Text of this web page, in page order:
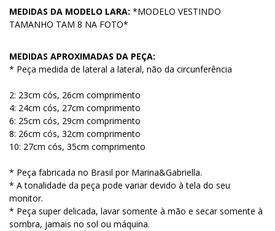
MEDIDAS DA MODELO LARA: *MODELO VESTINDO
TAMANHO TAM 8 NA FOTO*
MEDIDAS APROXIMADAS DA PEÇA:
* Peça medida de lateral a lateral, não da circunferência
2: 23cm cós, 26cm comprimento
4: 24cm cós, 27cm comprimento
6: 25cm cós, 29cm comprimento
8: 26cm cós, 32cm comprimento
10: 27cm cós, 35cm comprimento
* Peça fabricada no Brasil por Marina&Gabriella.
* A tonalidade da peça pode variar devido à tela do seu
monitor.
* Peça super delicada, lavar somente à mão e secar somente à
sombra, jamais no sol ou máquina.